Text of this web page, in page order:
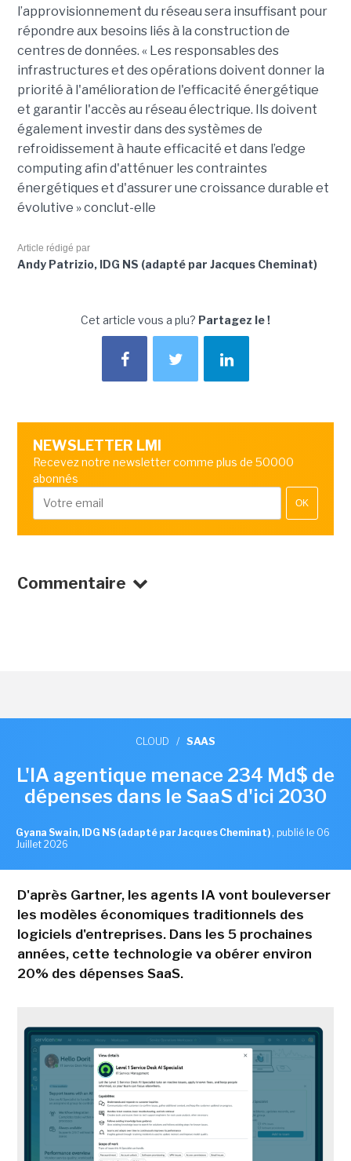
l’approvisionnement du réseau sera insuffisant pour
répondre aux besoins liés à la construction de
centres de données. « Les responsables des
infrastructures et des opérations doivent donner la
priorité à l'amélioration de l'efficacité énergétique
et garantir l'accès au réseau électrique. Ils doivent
également investir dans des systèmes de
refroidissement à haute efficacité et dans l’edge
computing afin d'atténuer les contraintes
énergétiques et d'assurer une croissance durable et
évolutive » conclut-elle
Article rédigé par
Andy Patrizio, IDG NS (adapté par Jacques Cheminat)
Cet article vous a plu? Partagez le !
NEWSLETTER LMI
Recevez notre newsletter comme plus de 50000
abonnés
OK
Commentaire
CLOUD / SAAS
L'IA agentique menace 234 Md$ de
dépenses dans le SaaS d'ici 2030
Gyana Swain, IDG NS (adapté par Jacques Cheminat) , publié le 06
Juillet 2026
D'après Gartner, les agents IA vont bouleverser
les modèles économiques traditionnels des
logiciels d'entreprises. Dans les 5 prochaines
années, cette technologie va obérer environ
20% des dépenses SaaS.